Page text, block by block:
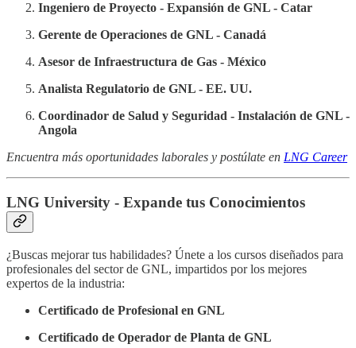
Ingeniero de Proyecto - Expansión de GNL - Catar
Gerente de Operaciones de GNL - Canadá
Asesor de Infraestructura de Gas - México
Analista Regulatorio de GNL - EE. UU.
Coordinador de Salud y Seguridad - Instalación de GNL -
Angola
Encuentra más oportunidades laborales y postúlate en LNG Career
LNG University - Expande tus Conocimientos
¿Buscas mejorar tus habilidades? Únete a los cursos diseñados para
profesionales del sector de GNL, impartidos por los mejores
expertos de la industria:
Certificado de Profesional en GNL
Certificado de Operador de Planta de GNL